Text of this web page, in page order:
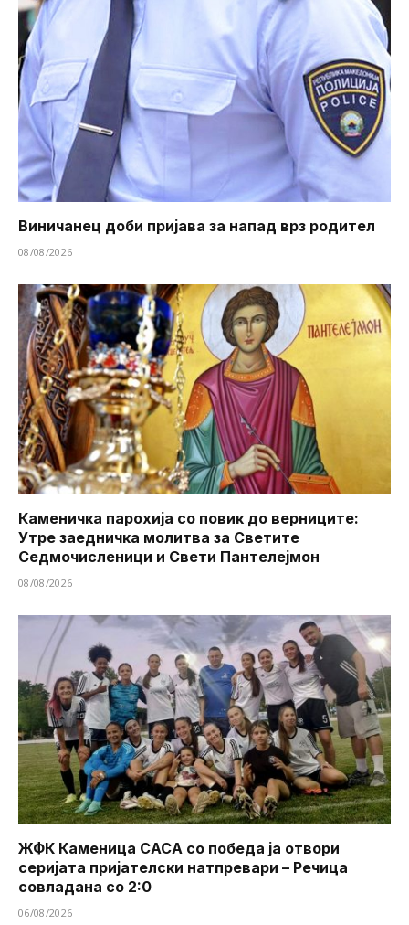
Виничанец доби пријава за напад врз родител
08/08/2026
Каменичка парохија со повик до верниците:
Утре заедничка молитва за Светите
Седмочисленици и Свети Пантелејмон
08/08/2026
ЖФК Каменица САСА со победа ја отвори
серијата пријателски натпревари – Речица
совладана со 2:0
06/08/2026